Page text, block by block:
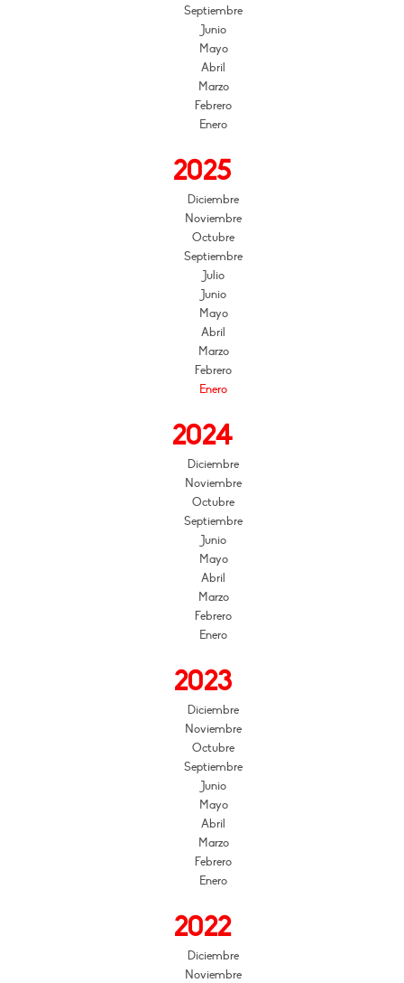
Septiembre
Junio
Mayo
Abril
Marzo
Febrero
Enero
2025
Diciembre
Noviembre
Octubre
Septiembre
Julio
Junio
Mayo
Abril
Marzo
Febrero
Enero
2024
Diciembre
Noviembre
Octubre
Septiembre
Junio
Mayo
Abril
Marzo
Febrero
Enero
2023
Diciembre
Noviembre
Octubre
Septiembre
Junio
Mayo
Abril
Marzo
Febrero
Enero
2022
Diciembre
Noviembre